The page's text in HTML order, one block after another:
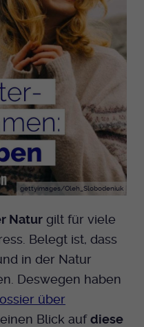
gettyimages/Oleh_Slobodeniuk
Natur gilt für viele
Belegt ist, dass
in der Natur
Deswegen haben
über
einen Blick aufdiese